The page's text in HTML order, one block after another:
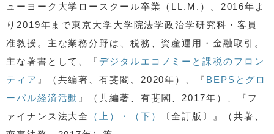
ューヨーク大学ロースクール卒業（LL.M.）。2016年よ
り2019年まで東京大学大学院法学政治学研究科・客員
准教授。主な業務分野は、税務、資産運用・金融取引。
主な著書として、『 デジタルエコノミーと課税のフロン
ティア 』（共編著、有斐閣、2020年）、『 BEPSとグロ
ーバル経済活動 』（共編著、有斐閣、2017年）、『フ
ァイナンス法大全
（上）・ （下）
〔全訂版〕』（共著、